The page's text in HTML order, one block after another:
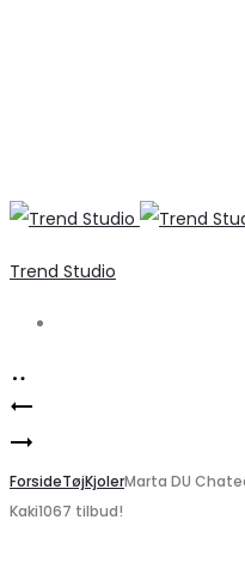
Trend Studio
Product
navigation
Kjole
–
Marta
Du
Chateau
ForsideTøjKjolerMarta DU
Kaki1067 tilbud!